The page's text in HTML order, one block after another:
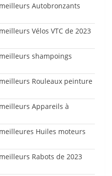
Autobronzants
Vélos VTC de 2023
shampoings
Rouleaux peinture
Appareils à
Huiles moteurs
Rabots de 2023